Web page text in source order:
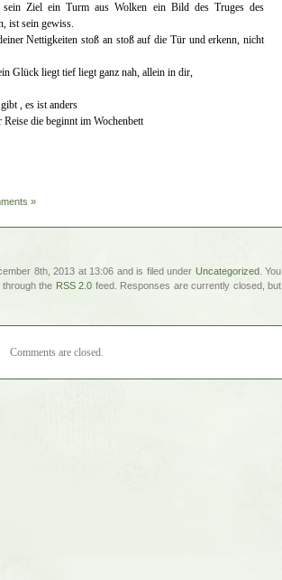
Ziel ein Turm aus Wolken ein Bild des Truges des
ist sein gewiss.
Nettigkeiten stoß an stoß auf die Tür und erkenn, nicht
Glück liegt tief liegt ganz nah, allein in dir,
, es ist anders
die beginnt im Wochenbett
»
8th, 2013 at 13:06 and is filed under Uncategorized. You
the RSS 2.0 feed. Responses are currently closed, but
Comments are closed.